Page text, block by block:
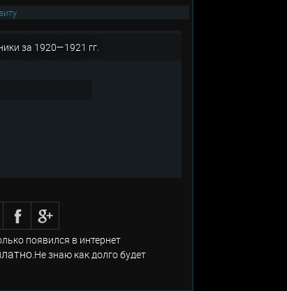
за 1920—1921 гг.
появился в интернет
.Не знаю как долго будет